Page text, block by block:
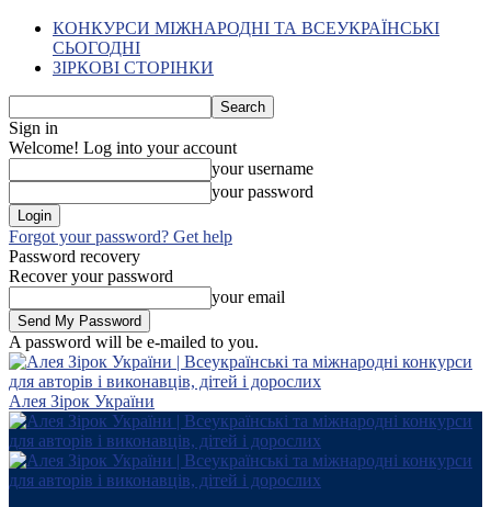
КОНКУРСИ МІЖНАРОДНІ ТА ВСЕУКРАЇНСЬКІ
СЬОГОДНІ
ЗІРКОВІ СТОРІНКИ
Sign in
Welcome! Log into your account
your username
your password
Forgot your password? Get help
Password recovery
Recover your password
your email
A password will be e-mailed to you.
Алея Зірок України